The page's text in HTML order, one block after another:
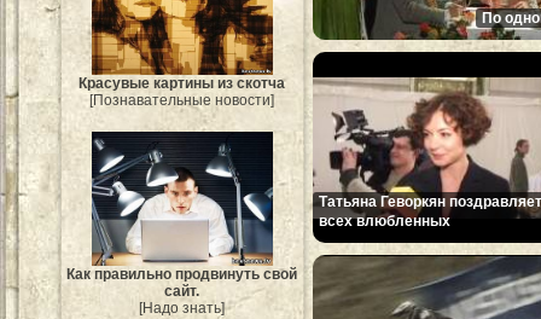
Красувые картины из скотча
[Познавательные новости]
Как правильно продвинуть свой
сайт.
[Надо знать]
По
Татьяна Геворкян поздравляет
всех влюбленных